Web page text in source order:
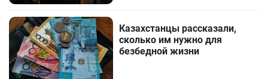
Казахстанцы рассказали,
сколько им нужно для
безбедной жизни